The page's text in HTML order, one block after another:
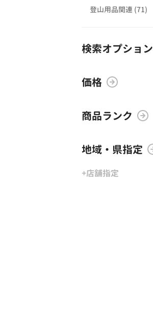
登山用品関連 (71)
検索オプション
価格
商品ランク
地域・県指定
+店舗指定